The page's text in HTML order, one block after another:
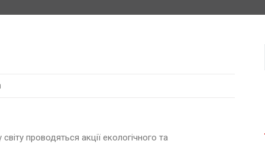
проводяться акції екологічного та